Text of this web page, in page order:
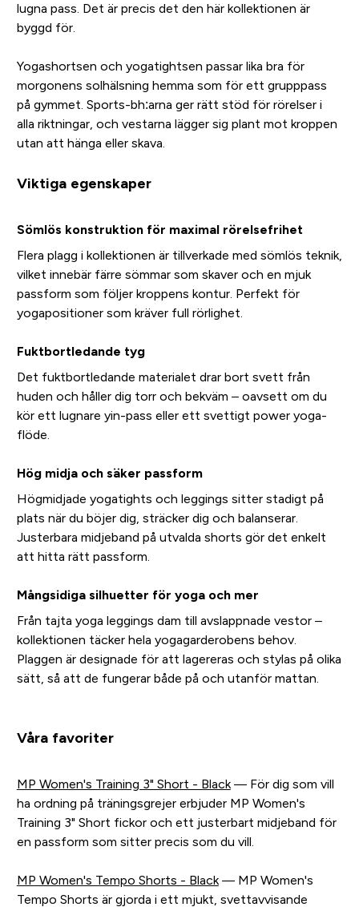
lugna pass. Det är precis det den här kollektionen är
byggd för.
Yogashortsen och yogatightsen passar lika bra för
morgonens solhälsning hemma som för ett grupppass
på gymmet. Sports-bh:arna ger rätt stöd för rörelser i
alla riktningar, och vestarna lägger sig plant mot kroppen
utan att hänga eller skava.
Viktiga egenskaper
Sömlös konstruktion för maximal rörelsefrihet
Flera plagg i kollektionen är tillverkade med sömlös teknik,
vilket innebär färre sömmar som skaver och en mjuk
passform som följer kroppens kontur. Perfekt för
yogapositioner som kräver full rörlighet.
Fuktbortledande tyg
Det fuktbortledande materialet drar bort svett från
huden och håller dig torr och bekväm – oavsett om du
kör ett lugnare yin-pass eller ett svettigt power yoga-
flöde.
Hög midja och säker passform
Högmidjade yogatights och leggings sitter stadigt på
plats när du böjer dig, sträcker dig och balanserar.
Justerbara midjeband på utvalda shorts gör det enkelt
att hitta rätt passform.
Mångsidiga silhuetter för yoga och mer
Från tajta yoga leggings dam till avslappnade vestor –
kollektionen täcker hela yogagarderobens behov.
Plaggen är designade för att lagereras och stylas på olika
sätt, så att de fungerar både på och utanför mattan.
Våra favoriter
MP Women's Training 3" Short - Black— För dig som vill
ha ordning på träningsgrejer erbjuder MP Women's
Training 3" Short fickor och ett justerbart midjeband för
en passform som sitter precis som du vill.
MP Women's Tempo Shorts - Black— MP Women's
Tempo Shorts är gjorda i ett mjukt, svettavvisande